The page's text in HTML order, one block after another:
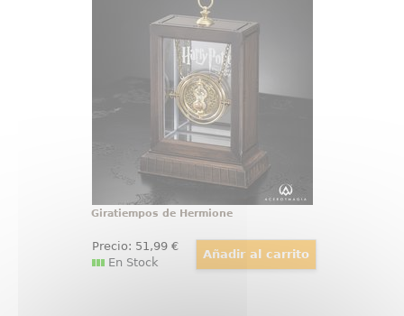
¡Adquiere tu propia Réplica Oficial
del Giratiempos (Time-Tuner) de
Hermione! Esta réplica ha sido
realizada con total fidelidad al
giratiempos que aparece en la
película de Harry Potter y el
Prisionero de Azkaban
Giratiempos de Hermione
Precio: 51 ,99€
En Stock